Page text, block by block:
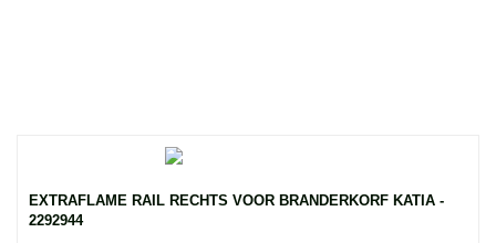
EXTRAFLAME RAIL RECHTS VOOR BRANDERKORF KATIA -
2292944